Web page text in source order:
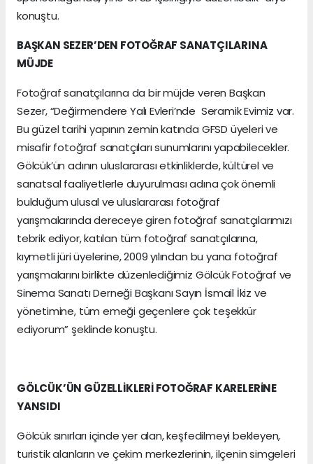
konuştu.
BAŞKAN SEZER’DEN FOTOĞRAF SANATÇILARINA
MÜJDE
Fotoğraf sanatçılarına da bir müjde veren Başkan
Sezer, “Değirmendere Yalı Evleri’nde Seramik Evimiz var.
Bu güzel tarihi yapının zemin katında GFSD üyeleri ve
misafir fotoğraf sanatçıları sunumlarını yapabilecekler.
Gölcük’ün adının uluslararası etkinliklerde, kültürel ve
sanatsal faaliyetlerle duyurulması adına çok önemli
bulduğum ulusal ve uluslararası fotoğraf
yarışmalarında dereceye giren fotoğraf sanatçılarımızı
tebrik ediyor, katılan tüm fotoğraf sanatçılarına,
kıymetli jüri üyelerine, 2009 yılından bu yana fotoğraf
yarışmalarını birlikte düzenlediğimiz Gölcük Fotoğraf ve
Sinema Sanatı Derneği Başkanı Sayın İsmail İkiz ve
yönetimine, tüm emeği geçenlere çok teşekkür
ediyorum” şeklinde konuştu.
GÖLCÜK’ÜN GÜZELLİKLERİ FOTOĞRAF KARELERİNE
YANSIDI
Gölcük sınırları içinde yer alan, keşfedilmeyi bekleyen,
turistik alanların ve çekim merkezlerinin, ilçenin simgeleri